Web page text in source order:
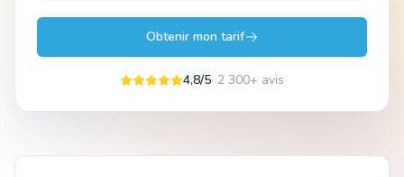
Obtenir mon tarif
4,8/5· 2 300+ avis